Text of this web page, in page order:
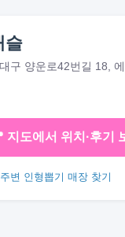
슬
구 양운로42번길 18,
지도에서 위치·후기
변 인형뽑기 매장 찾기